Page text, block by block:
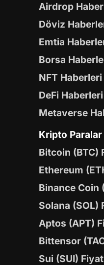
Airdrop
Döviz
Emtia
Borsa
NFT Haberleri
DeFi Haberleri
Metaverse
Kripto Paralar
Bitcoin (BTC)
Ethereum
Binance Coin
Solana (SOL)
Aptos (APT)
Bittensor
Sui (SUI)